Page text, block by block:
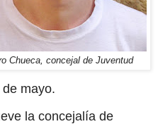
Chueca, concejal de Juventud
mayo.
la concejalía de